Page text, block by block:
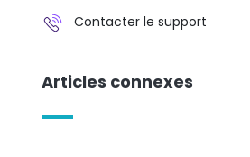
Contacter le support
Articles connexes